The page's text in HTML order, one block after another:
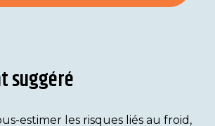
suggéré
estimer les risques liés au froid,